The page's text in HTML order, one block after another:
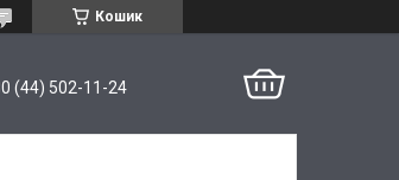
Кошик
(44) 502-11-24